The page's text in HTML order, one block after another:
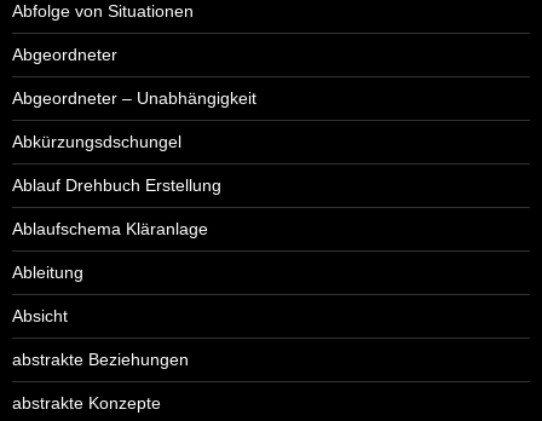
Abfolge von Situationen
Abgeordneter
Abgeordneter – Unabhängigkeit
Abkürzungsdschungel
Ablauf Drehbuch Erstellung
Ablaufschema Kläranlage
Ableitung
Absicht
abstrakte Beziehungen
abstrakte Konzepte